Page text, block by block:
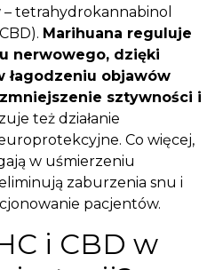
tetrahydrokannabinol
Marihuana reguluje
nerwowego, dzięki
łagodzeniu objawów
sztywności i
też działanie
Co więcej,
w uśmierzeniu
zaburzenia snu i
pacjentów.
i CBD w